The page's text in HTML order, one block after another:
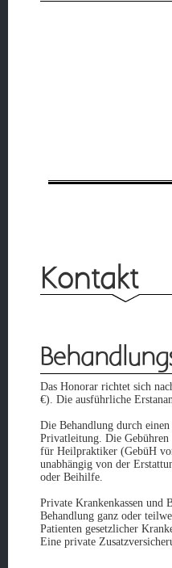
Kontakt
Das Honorar richtet sich
€). Die ausführliche
Die Behandlung durch
Privatleitung. Die
für Heilpraktiker (GebüH
unabhängig von der
oder Beihilfe.
Private Krankenkassen und
Behandlung ganz oder
Patienten gesetzlicher
Eine private